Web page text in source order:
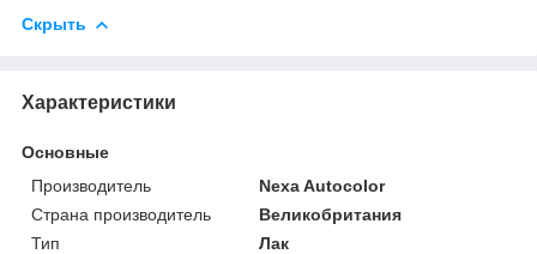
Скрыть
Характеристики
Основные
Производитель
Nexa Autocolor
Страна производитель
Великобритания
Тип
Лак